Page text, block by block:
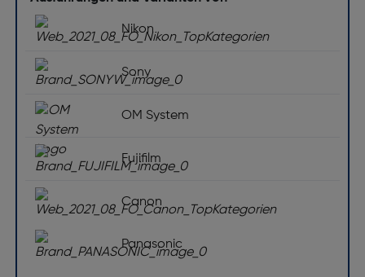
Nikon
Sony
OM System
Fujifilm
Canon
Panasonic